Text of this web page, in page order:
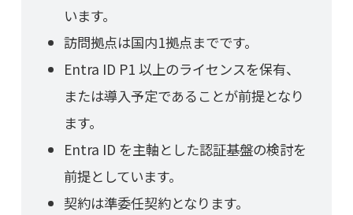
います。
訪問拠点は国内1拠点までです。
Entra ID P1 以上のライセンスを保有、
または導入予定であることが前提となり
ます。
Entra ID を主軸とした認証基盤の検討を
前提としています。
契約は準委任契約となります。